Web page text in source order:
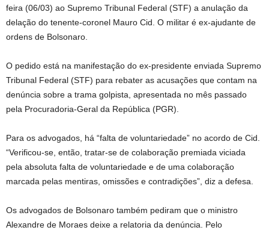
feira (06/03) ao Supremo Tribunal Federal (STF) a anulação da
delação do tenente-coronel Mauro Cid. O militar é ex-ajudante de
ordens de Bolsonaro.
O pedido está na manifestação do ex-presidente enviada Supremo
Tribunal Federal (STF) para rebater as acusações que contam na
denúncia sobre a trama golpista, apresentada no mês passado
pela Procuradoria-Geral da República (PGR).
Para os advogados, há “falta de voluntariedade” no acordo de Cid.
“Verificou-se, então, tratar-se de colaboração premiada viciada
pela absoluta falta de voluntariedade e de uma colaboração
marcada pelas mentiras, omissões e contradições”, diz a defesa.
Os advogados de Bolsonaro também pediram que o ministro
Alexandre de Moraes deixe a relatoria da denúncia. Pelo